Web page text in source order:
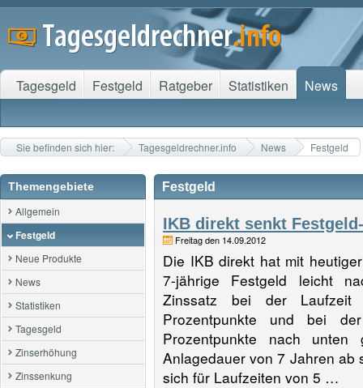
Sie befinden sich hier: Tagesgeldrechner.info News Festgeld
Themengebiete
Allgemein
Festgeld
Neue Produkte
News
Statistiken
Tagesgeld
Zinserhöhung
Zinssenkung
Festgeld
IKB direkt senkt
Freitag den 14.09.2012
Die IKB direkt hat mit
7-jährige Festgeld leicht
Zinssatz bei der
Prozentpunkte und bei
Prozentpunkte nach
Anlagedauer von 7 Jahren ab
sich für Laufzeiten von 5 …
Tagesgeld Festgeld Ratgeber Statistiken News